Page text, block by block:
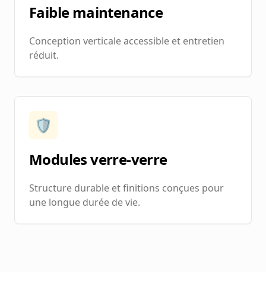
Faible maintenance
Conception verticale accessible et entretien
réduit.
🛡️
Modules verre-verre
Structure durable et finitions conçues pour
une longue durée de vie.